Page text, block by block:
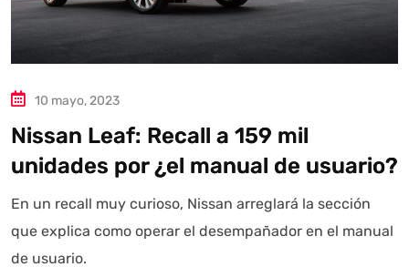
10 mayo, 2023
Nissan Leaf: Recall a 159 mil
unidades por ¿el manual de usuario?
En un recall muy curioso, Nissan arreglará la sección
que explica como operar el desempañador en el manual
de usuario.